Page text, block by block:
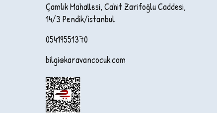
Çamlık Mahallesi, Cahit Zarifoğlu Caddesi,
14/3 Pendik/istanbul
05419551370
bilgi@karavancocuk.com